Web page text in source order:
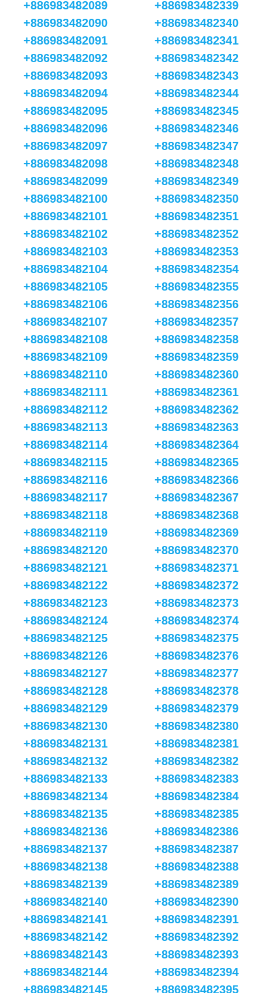
+886983482089
+886983482090
+886983482091
+886983482092
+886983482093
+886983482094
+886983482095
+886983482096
+886983482097
+886983482098
+886983482099
+886983482100
+886983482101
+886983482102
+886983482103
+886983482104
+886983482105
+886983482106
+886983482107
+886983482108
+886983482109
+886983482110
+886983482111
+886983482112
+886983482113
+886983482114
+886983482115
+886983482116
+886983482117
+886983482118
+886983482119
+886983482120
+886983482121
+886983482122
+886983482123
+886983482124
+886983482125
+886983482126
+886983482127
+886983482128
+886983482129
+886983482130
+886983482131
+886983482132
+886983482133
+886983482134
+886983482135
+886983482136
+886983482137
+886983482138
+886983482139
+886983482140
+886983482141
+886983482142
+886983482143
+886983482144
+886983482145
+886983482339
+886983482340
+886983482341
+886983482342
+886983482343
+886983482344
+886983482345
+886983482346
+886983482347
+886983482348
+886983482349
+886983482350
+886983482351
+886983482352
+886983482353
+886983482354
+886983482355
+886983482356
+886983482357
+886983482358
+886983482359
+886983482360
+886983482361
+886983482362
+886983482363
+886983482364
+886983482365
+886983482366
+886983482367
+886983482368
+886983482369
+886983482370
+886983482371
+886983482372
+886983482373
+886983482374
+886983482375
+886983482376
+886983482377
+886983482378
+886983482379
+886983482380
+886983482381
+886983482382
+886983482383
+886983482384
+886983482385
+886983482386
+886983482387
+886983482388
+886983482389
+886983482390
+886983482391
+886983482392
+886983482393
+886983482394
+886983482395